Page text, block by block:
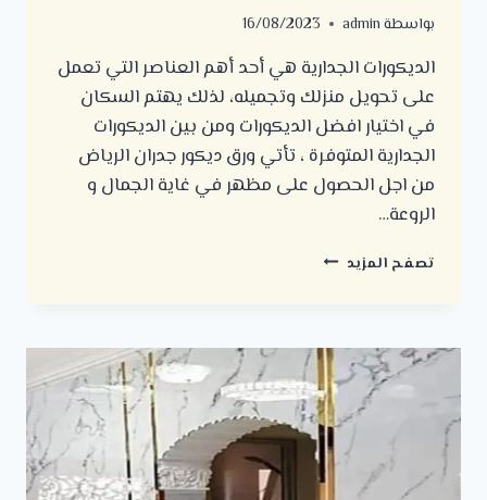
بواسطةadmin
16/08/2023
الديكورات الجدارية هي أحد أهم العناصر التي تعمل
على تحويل منزلك وتجميله، لذلك يهتم السكان
في اختيار افضل الديكورات ومن بين الديكورات
الجدارية المتوفرة ، تأتي ورق ديكور جدران الرياض
من اجل الحصول على مظهر في غاية الجمال و
الروعة…
تصفح المزيد تركيب
ت:
0500723702
معلم
تركيب
ورق
جدران
الرياض